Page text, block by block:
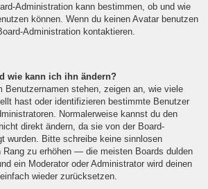
Administration kann bestimmen, ob und wie
können. Wenn du keinen Avatar benutzen
Administration kontaktieren.
wie kann ich ihn ändern?
Benutzernamen stehen, zeigen an, wie viele
hast oder identifizieren bestimmte Benutzer
Normalerweise kannst du den
direkt ändern, da sie von der Board-
wurden. Bitte schreibe keine sinnlosen
Rang zu erhöhen — die meisten Boards dulden
ein Moderator oder Administrator wird deinen
wieder zurücksetzen.